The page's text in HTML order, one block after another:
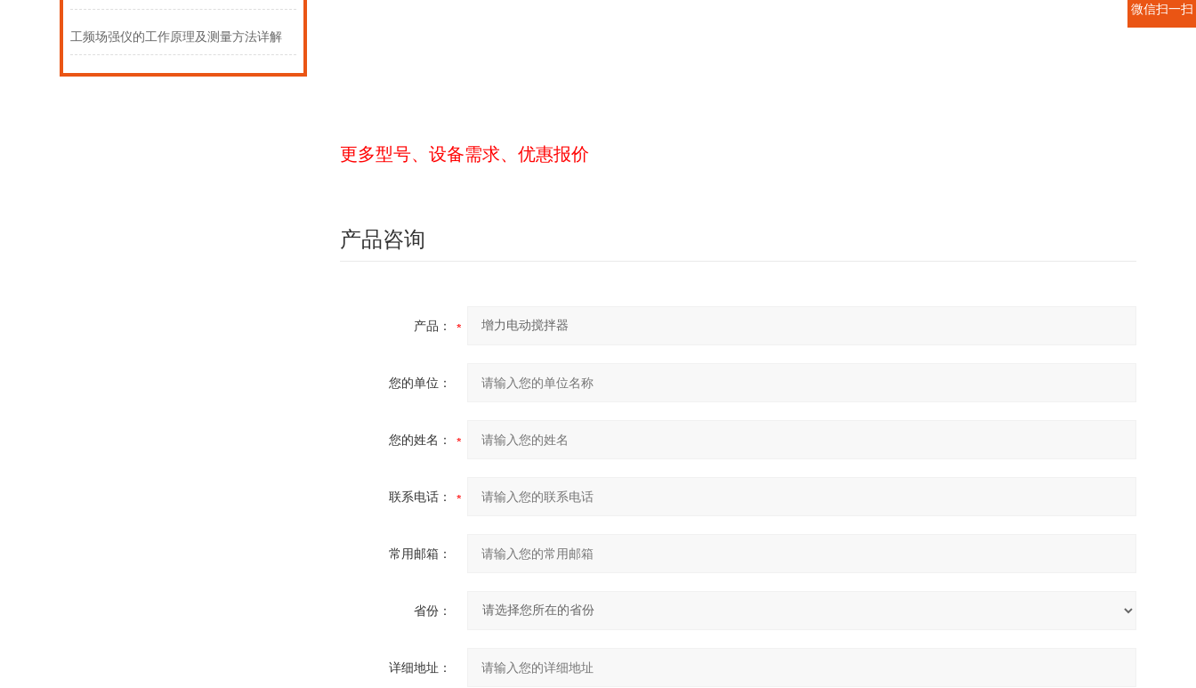
工频场强仪的工作原理及测量方法详解
更多型号、设备需求、优惠报价
产品咨询
产品：
您的单位：
您的姓名：
联系电话：
常用邮箱：
省份：
详细地址：
微信扫一扫